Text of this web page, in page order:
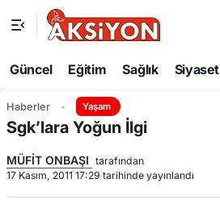
Güncel Eğitim Sağlık Siyaset
Haberler Yaşam
Sgk’lara Yoğun İlgi
MÜFİT ONBAŞI tarafından
17 Kasım, 2011 17:29 tarihinde yayınlandı